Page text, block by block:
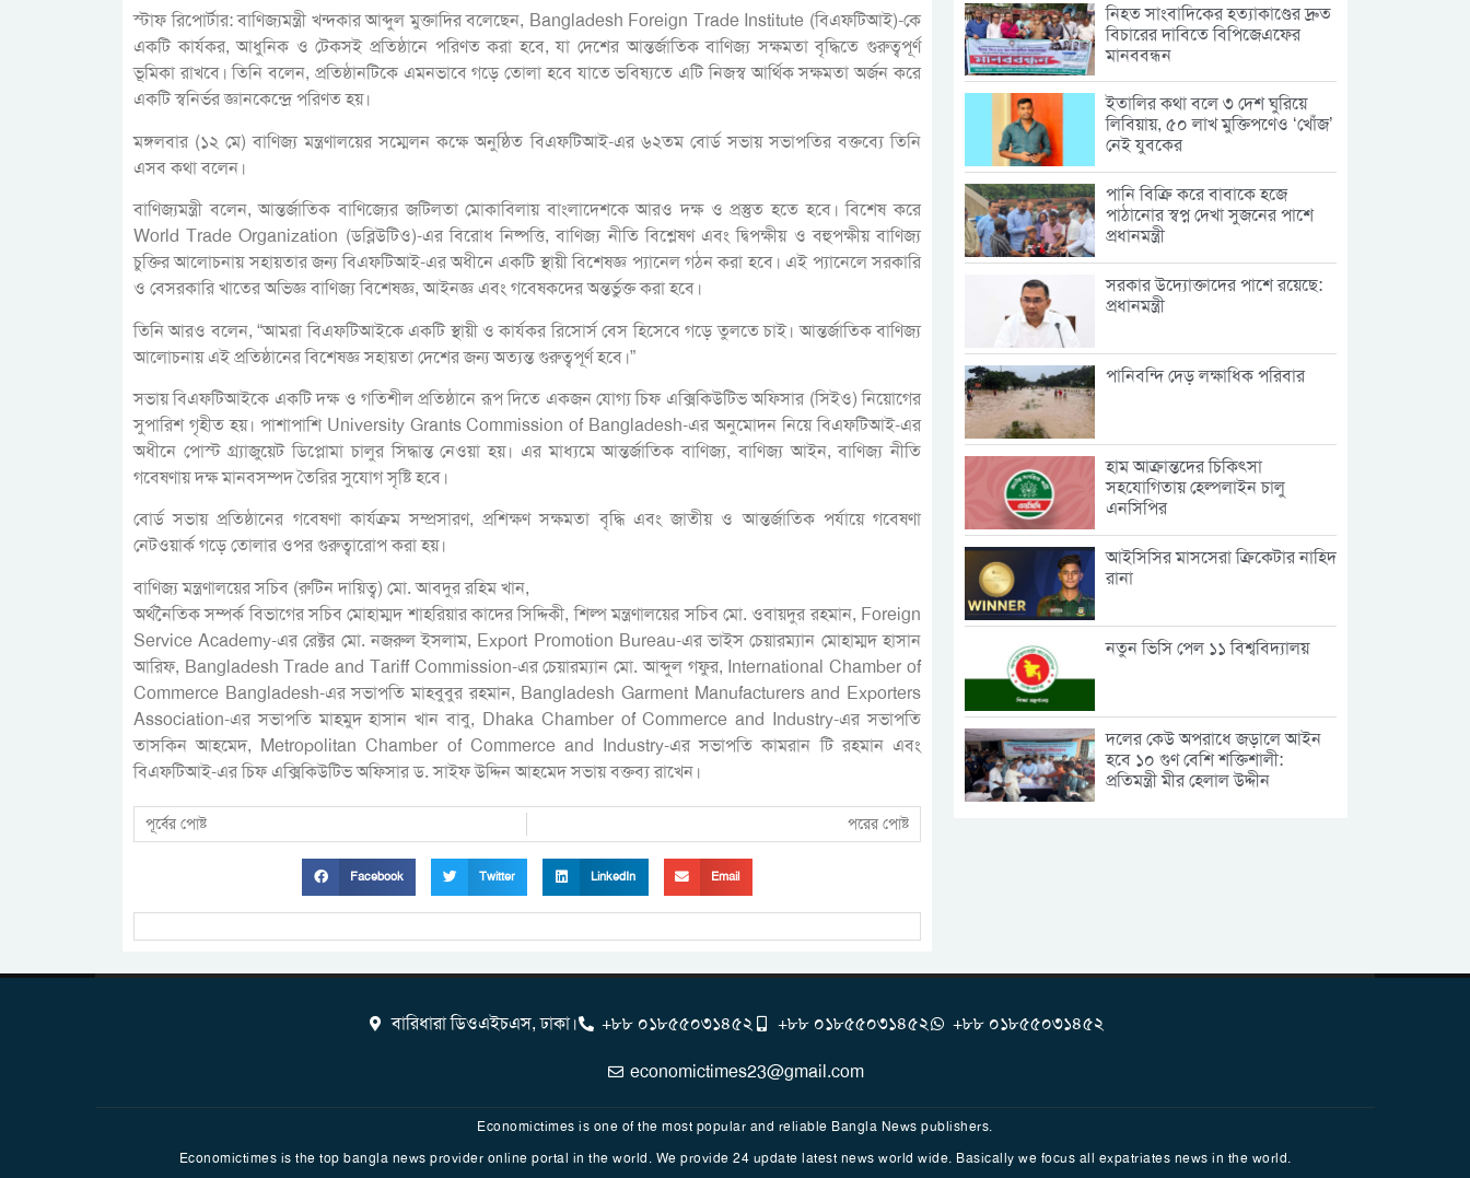
স্টাফ রিপোর্টার: বাণিজ্যমন্ত্রী খন্দকার আব্দুল মুক্তাদির বলেছেন, Bangladesh Foreign Trade Institute (বিএফটিআই)-কে
একটি কার্যকর, আধুনিক ও টেকসই প্রতিষ্ঠানে পরিণত করা হবে, যা দেশের আন্তর্জাতিক বাণিজ্য সক্ষমতা বৃদ্ধিতে গুরুত্বপূর্ণ
ভূমিকা রাখবে। তিনি বলেন, প্রতিষ্ঠানটিকে এমনভাবে গড়ে তোলা হবে যাতে ভবিষ্যতে এটি নিজস্ব আর্থিক সক্ষমতা অর্জন করে
একটি স্বনির্ভর জ্ঞানকেন্দ্রে পরিণত হয়।
মঙ্গলবার (১২ মে) বাণিজ্য মন্ত্রণালয়ের সম্মেলন কক্ষে অনুষ্ঠিত বিএফটিআই-এর ৬২তম বোর্ড সভায় সভাপতির বক্তব্যে তিনি
এসব কথা বলেন।
বাণিজ্যমন্ত্রী বলেন, আন্তর্জাতিক বাণিজ্যের জটিলতা মোকাবিলায় বাংলাদেশকে আরও দক্ষ ও প্রস্তুত হতে হবে। বিশেষ করে
World Trade Organization (ডব্লিউটিও)-এর বিরোধ নিষ্পত্তি, বাণিজ্য নীতি বিশ্লেষণ এবং দ্বিপক্ষীয় ও বহুপক্ষীয় বাণিজ্য
চুক্তির আলোচনায় সহায়তার জন্য বিএফটিআই-এর অধীনে একটি স্থায়ী বিশেষজ্ঞ প্যানেল গঠন করা হবে। এই প্যানেলে সরকারি
ও বেসরকারি খাতের অভিজ্ঞ বাণিজ্য বিশেষজ্ঞ, আইনজ্ঞ এবং গবেষকদের অন্তর্ভুক্ত করা হবে।
তিনি আরও বলেন, “আমরা বিএফটিআইকে একটি স্থায়ী ও কার্যকর রিসোর্স বেস হিসেবে গড়ে তুলতে চাই। আন্তর্জাতিক বাণিজ্য
আলোচনায় এই প্রতিষ্ঠানের বিশেষজ্ঞ সহায়তা দেশের জন্য অত্যন্ত গুরুত্বপূর্ণ হবে।”
সভায় বিএফটিআইকে একটি দক্ষ ও গতিশীল প্রতিষ্ঠানে রূপ দিতে একজন যোগ্য চিফ এক্সিকিউটিভ অফিসার (সিইও) নিয়োগের
সুপারিশ গৃহীত হয়। পাশাপাশি University Grants Commission of Bangladesh-এর অনুমোদন নিয়ে বিএফটিআই-এর
অধীনে পোস্ট গ্র্যাজুয়েট ডিপ্লোমা চালুর সিদ্ধান্ত নেওয়া হয়। এর মাধ্যমে আন্তর্জাতিক বাণিজ্য, বাণিজ্য আইন, বাণিজ্য নীতি
গবেষণায় দক্ষ মানবসম্পদ তৈরির সুযোগ সৃষ্টি হবে।
বোর্ড সভায় প্রতিষ্ঠানের গবেষণা কার্যক্রম সম্প্রসারণ, প্রশিক্ষণ সক্ষমতা বৃদ্ধি এবং জাতীয় ও আন্তর্জাতিক পর্যায়ে গবেষণা
নেটওয়ার্ক গড়ে তোলার ওপর গুরুত্বারোপ করা হয়।
বাণিজ্য মন্ত্রণালয়ের সচিব (রুটিন দায়িত্ব) মো. আবদুর রহিম খান,
অর্থনৈতিক সম্পর্ক বিভাগের সচিব মোহাম্মদ শাহরিয়ার কাদের সিদ্দিকী, শিল্প মন্ত্রণালয়ের সচিব মো. ওবায়দুর রহমান, Foreign
Service Academy-এর রেক্টর মো. নজরুল ইসলাম, Export Promotion Bureau-এর ভাইস চেয়ারম্যান মোহাম্মদ হাসান
আরিফ, Bangladesh Trade and Tariff Commission-এর চেয়ারম্যান মো. আব্দুল গফুর, International Chamber of
Commerce Bangladesh-এর সভাপতি মাহবুবুর রহমান, Bangladesh Garment Manufacturers and Exporters
Association-এর সভাপতি মাহমুদ হাসান খান বাবু, Dhaka Chamber of Commerce and Industry-এর সভাপতি
তাসকিন আহমেদ, Metropolitan Chamber of Commerce and Industry-এর সভাপতি কামরান টি রহমান এবং
বিএফটিআই-এর চিফ এক্সিকিউটিভ অফিসার ড. সাইফ উদ্দিন আহমেদ সভায় বক্তব্য রাখেন।
পূর্বের পোষ্ট পরের পোষ্ট
Facebook Twitter LinkedIn Email
নিহত সাংবাদিকের হত্যাকাণ্ডের দ্রুত
বিচারের দাবিতে বিপিজেএফের
মানববন্ধন
ইতালির কথা বলে ৩ দেশ ঘুরিয়ে
লিবিয়ায়, ৫০ লাখ মুক্তিপণেও ‘খোঁজ’
নেই যুবকের
পানি বিক্রি করে বাবাকে হজে
পাঠানোর স্বপ্ন দেখা সুজনের পাশে
প্রধানমন্ত্রী
সরকার উদ্যোক্তাদের পাশে রয়েছে:
প্রধানমন্ত্রী
পানিবন্দি দেড় লক্ষাধিক পরিবার
হাম আক্রান্তদের চিকিৎসা
সহযোগিতায় হেল্পলাইন চালু
এনসিপির
আইসিসির মাসসেরা ক্রিকেটার নাহিদ
রানা
নতুন ভিসি পেল ১১ বিশ্ববিদ্যালয়
দলের কেউ অপরাধে জড়ালে আইন
হবে ১০ গুণ বেশি শক্তিশালী:
প্রতিমন্ত্রী মীর হেলাল উদ্দীন
বারিধারা ডিওএইচএস, ঢাকা। +৮৮ ০১৮৫৫০৩১৪৫২ +৮৮ ০১৮৫৫০৩১৪৫২ +৮৮ ০১৮৫৫০৩১৪৫২
economictimes23@gmail.com
Economictimes is one of the most popular and reliable Bangla News publishers.
Economictimes is the top bangla news provider online portal in the world. We provide 24 update latest news world wide. Basically we focus all expatriates news in the world.